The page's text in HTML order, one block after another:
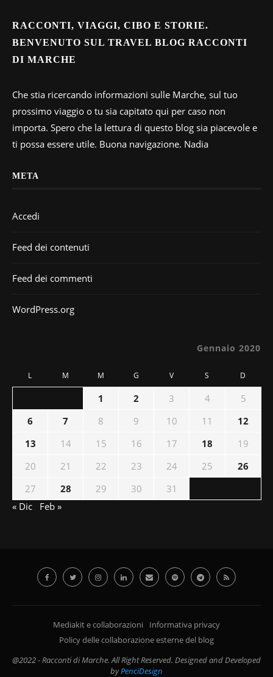
RACCONTI, VIAGGI, CIBO E STORIE.
BENVENUTO SUL TRAVEL BLOG RACCONTI
DI MARCHE
Che stia ricercando informazioni sulle Marche, sul tuo
prossimo viaggio o tu sia capitato qui per caso non
importa. Spero che la lettura di questo blog sia piacevole e
ti possa essere utile. Buona navigazione. Nadia
META
Accedi
Feed dei contenuti
Feed dei commenti
WordPress.org
Gennaio 2020
L M M G V S D
1 2 3 4
5
6
7 8 9 10 11
12
13
14 15 16 17 18
19
20
21 22 23 24 25
26
27
28 29 30
31
« Dic
Feb »
Mediakit e collaborazioni
Informativa privacy
Policy delle collaborazione esterne del blog
@2022 - Racconti di Marche. All Right Reserved. Designed and Developed
byPenciDesign